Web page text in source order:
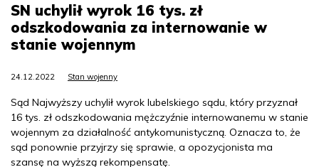
SN uchylił wyrok 16 tys. zł
odszkodowania za internowanie w
stanie wojennym
24.12.2022 Stan wojenny
Sąd Najwyższy uchylił wyrok lubelskiego sądu, który przyznał
16 tys. zł odszkodowania mężczyźnie internowanemu w stanie
wojennym za działalność antykomunistyczną. Oznacza to, że
sąd ponownie przyjrzy się sprawie, a opozycjonista ma
szansę na wyższą rekompensatę.